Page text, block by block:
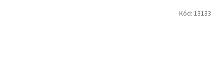
Kód: 13133